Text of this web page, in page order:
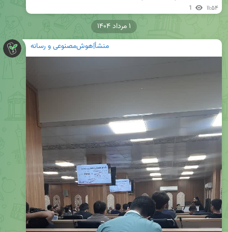
1 ۱۱:۵۴
منشأ|هوش‌مصنوعی و رسانه
۱ مرداد ۱۴۰۴